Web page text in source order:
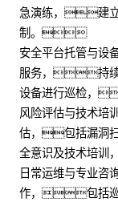
急演练，建立
制。
安全平台托管与
服务，持续
设备进行巡检，
风险评估与技术
估，包括漏洞
全意识及技术培
日常运维与专业
作，包括